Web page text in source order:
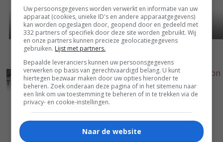
7,3
The Defiant Ones (1958) 5,6
The Pride and the Passion
(1957)
Uw persoonsgegevens worden verwerkt en informatie van uw
apparaat (cookies, unieke ID's en andere apparaatgegevens)
kan worden opgeslagen door, geopend door en gedeeld met
332 partners of specifiek door deze site worden gebruikt. Wij
en onze partners kunnen precieze geolocatiegegevens
gebruiken. Lijst met partners.
Bepaalde leveranciers kunnen uw persoonsgegevens
verwerken op basis van gerechtvaardigd belang. U kunt
hiertegen bezwaar maken door uw opties hieronder te
beheren. Zoek onderaan deze pagina of in het sitemenu naar
een link om uw toestemming te beheren of in te trekken via de
privacy- en cookie-instellingen.
Naar de website